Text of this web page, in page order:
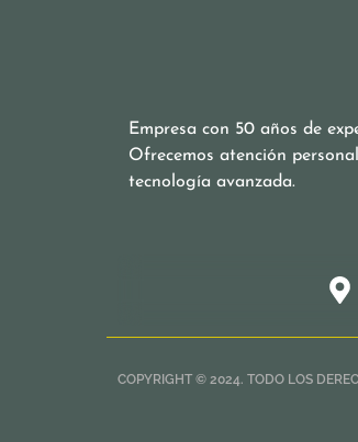
Empresa con 50 años de
Ofrecemos atención
tecnología avanzada.
COPYRIGHT © 2024. TODO LOS